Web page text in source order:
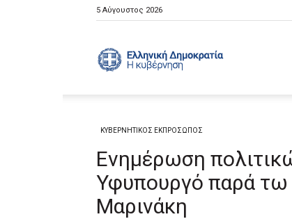
5 Αύγουστος 2026
ΚΥΒΕΡΝΗΤΙΚΟΣ ΕΚΠΡΟΣΩΠΟΣ
Ενημέρωση
Υφυπουργό παρά
Μαρινάκη